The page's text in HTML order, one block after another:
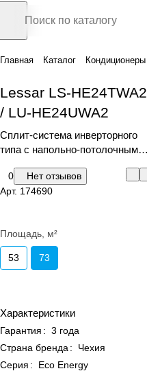
Главная Каталог Кондиционеры
Lessar LS-HE24TWA2
/ LU-HE24UWA2
Сплит-система инверторного
типа с напольно-потолочным
0
Нет отзывов
Арт. 174690
Площадь, м²
53 73
Характеристики
Гарантия : 3 года
Страна бренда :
Чехия
Серия :
Eco Energy